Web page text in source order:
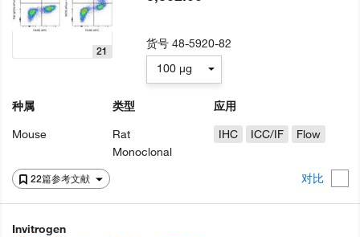
22篇参考文献 对比
21
种属
Mouse
类型
Rat
Monoclonal
应用
IHC
ICC/IF Flow
货号48-5920-82
100 µg
Invitrogen